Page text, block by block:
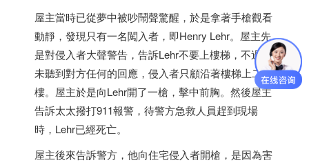
屋主當時已從夢中被吵鬧聲驚醒，於是拿著手槍觀看
動靜，發現只有一名闖入者，即Henry Lehr。屋主先
是對侵入者大聲警告，告訴Lehr不要上樓梯，不過並
未聽到對方任何的回應，侵入者只顧沿著樓梯上二
樓。屋主於是向Lehr開了一槍，擊中前胸。然後屋主
告訴太太撥打911報警，待警方急救人員趕到現場
時，Lehr已經死亡。
屋主後來告訴警方，他向住宅侵入者開槍，是因為害